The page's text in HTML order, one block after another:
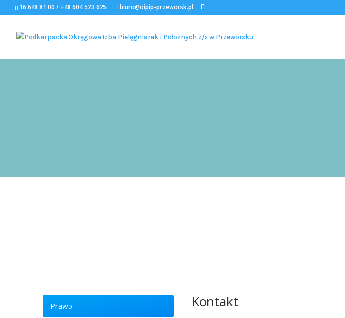
16 648 81 00 / +48 604 523 625 biuro@oipip-przeworsk.pl
Prawo Kontakt